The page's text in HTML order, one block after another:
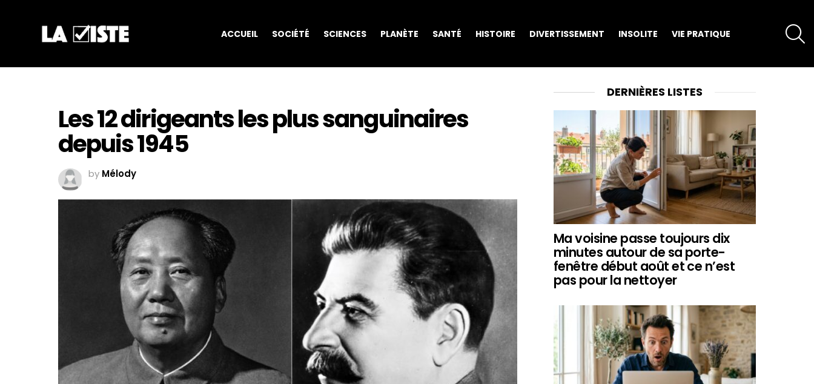
ACCUEIL SOCIÉTÉ SCIENCES PLANÈTE SANTÉ HISTOIRE DIVERTISSEMENT INSOLITE VIE PRATIQUE
Les 12 dirigeants les plus sanguinaires
depuis 1945
by Mélody
DERNIÈRES LISTES
Ma voisine passe toujours dix
minutes autour de sa porte-
fenêtre début août et ce n’est
pas pour la nettoyer